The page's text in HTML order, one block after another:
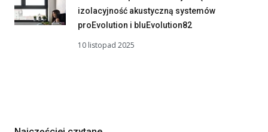
izolacyjność akustyczną systemów
proEvolution i bluEvolution82
10 listopad 2025